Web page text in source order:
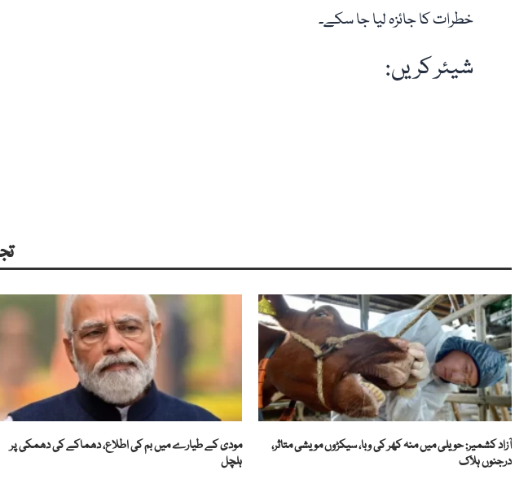
خطرات کا جائزہ لیا جا سکے۔
شیئر کریں:
آزاد کشمیر: حویلی میں منہ کھر کی وبا، سیکڑوں مویشی متاثر،
درجنوں ہلاک
مودی کے طیارے میں بم کی اطلاع، دھماکے کی دھمکی پر
ہلچل